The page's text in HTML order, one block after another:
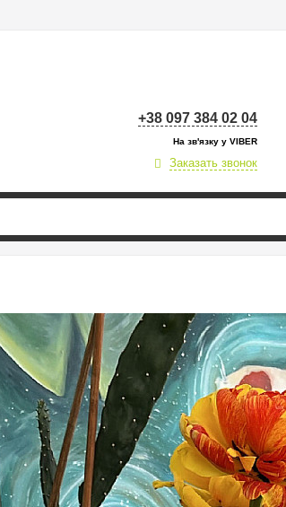
+38 097 384 02 04
На зв'язку у VIBER
Заказать звонок